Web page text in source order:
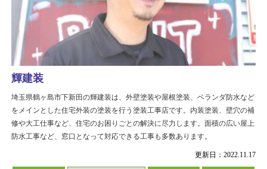
更新日：2022.11.17
輝建装
埼玉県鶴ヶ島市下新田の輝建装は、外壁塗装や屋根塗装、ベランダ防水など
をメインとした住宅外装の塗装を行う塗装工事店です。内装塗装、壁穴の補
修や大工仕事など、住宅のお困りごとの解決に尽力します。面積の広い屋上
防水工事など、窓口となって対応できる工事も多数あります。